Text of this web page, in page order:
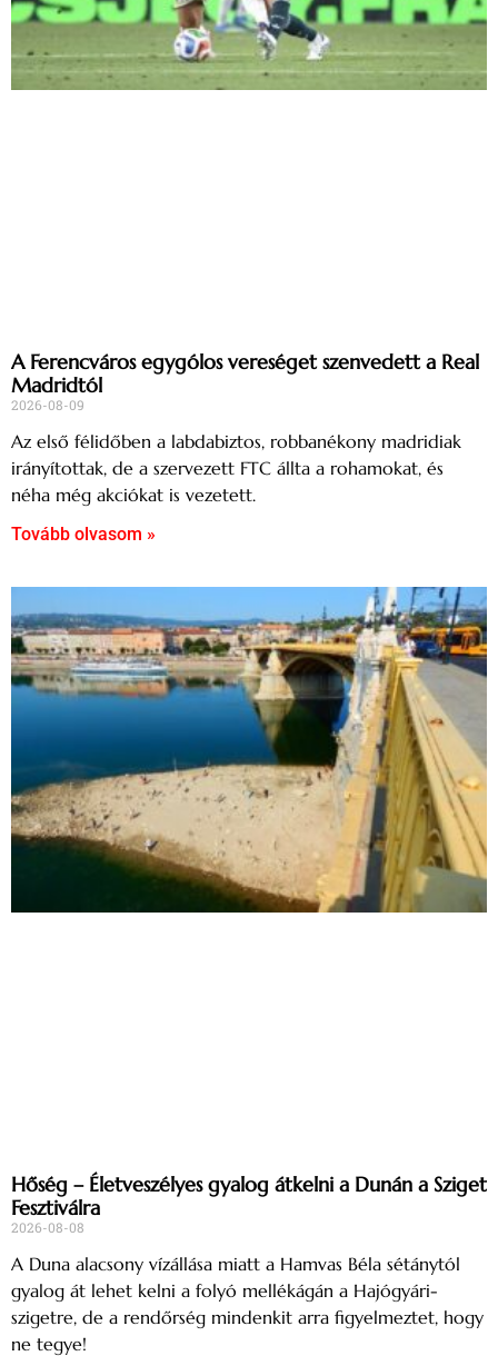
A Ferencváros egygólos vereséget szenvedett a Real
Madridtól
2026-08-09
Az első félidőben a labdabiztos, robbanékony madridiak
irányítottak, de a szervezett FTC állta a rohamokat, és
néha még akciókat is vezetett.
Tovább olvasom »
Hőség – Életveszélyes gyalog átkelni a Dunán a Sziget
Fesztiválra
2026-08-08
A Duna alacsony vízállása miatt a Hamvas Béla sétánytól
gyalog át lehet kelni a folyó mellékágán a Hajógyári-
szigetre, de a rendőrség mindenkit arra figyelmeztet, hogy
ne tegye!